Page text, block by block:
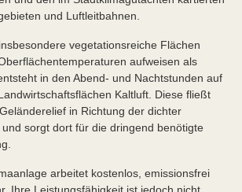
und Luftleitbahnen.
vegetationsreiche Flächen
aufweisen als
in den Abend- und Nachtstunden auf
Kaltluft. Diese fließt
in Richtung der dichter
sorgt dort für die dringend benötigte
arbeitet kostenlos, emissionsfrei